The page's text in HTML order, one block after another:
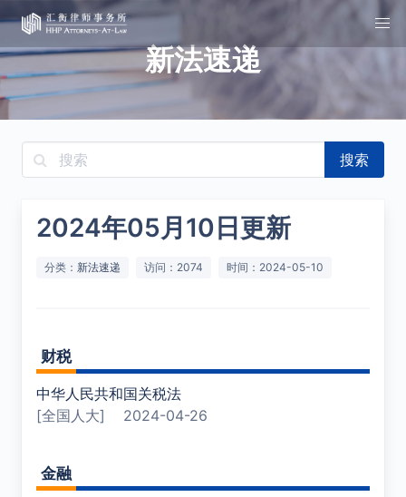
新法速递
搜索
2024年05月10日更新
分类： 新法速递 访问：2074 时间：2024-05-10
财税
中华人民共和国关税法
[全国人大] 2024-04-26
金融